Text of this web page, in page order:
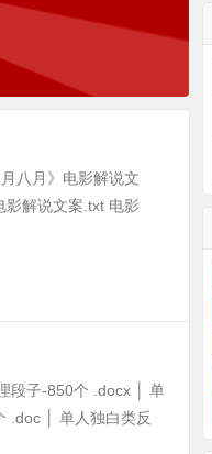
八月》电影解说文
影解说文案.txt 电影
段子-850个 .docx │ 单
.doc │ 单人独白类反